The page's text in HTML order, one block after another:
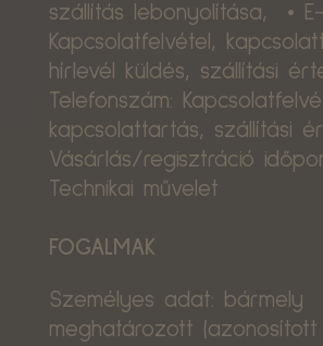
szállítás lebonyolítása, • E-
Kapcsolatfelvétel,
hírlevél küldés, szállítási
Telefonszám:
kapcsolattartás, szállítási
Vásárlás/regisztráció
Technikai művelet
FOGALMAK
Személyes adat: bármely
meghatározott